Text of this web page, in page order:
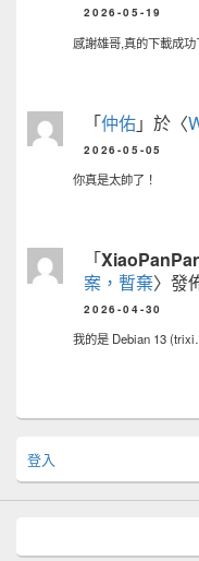
2026-05-19
感謝雄哥,真的下載成功
「仲佑」於〈
2026-05-05
你真是太帥了！
「
案，暫棄〉發
2026-04-30
我的是 Debian 13
登入